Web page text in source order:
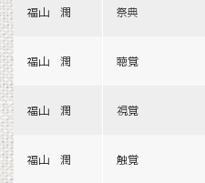
福山 潤 祭典
福山 潤 聴覚
福山 潤 視覚
福山 潤 触覚